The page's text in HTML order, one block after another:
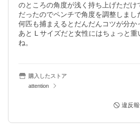
のところの角度が浅く持ち上げただけ
だったのでペンチで角度を調整しまし
何匹も捕まえるとだんだんコツが分か
あと L サイズだと女性にはちょっと重
ね。
購入したストア
attention
違反